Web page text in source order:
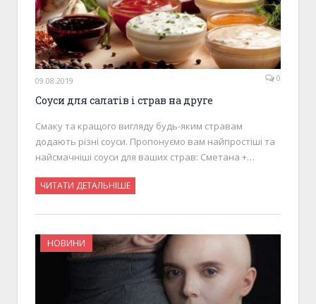
09.08.2019 0
Соуси для салатів і страв на друге
Смаку та кращого вигляду будь-яким стравам
додають різні соуси. Пропонуємо вам найпростіші та
найсмачніші соуси для ваших страв: Сметана +…
ЧИТАТИ ДЕТАЛЬНІШЕ
НОВИНИ